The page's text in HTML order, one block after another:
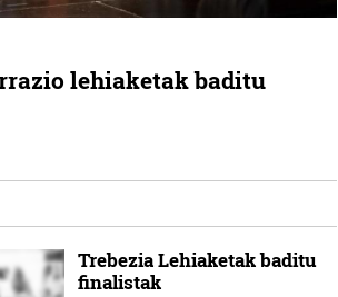
lehiaketak baditu
Trebezia Lehiaketak baditu
finalistak